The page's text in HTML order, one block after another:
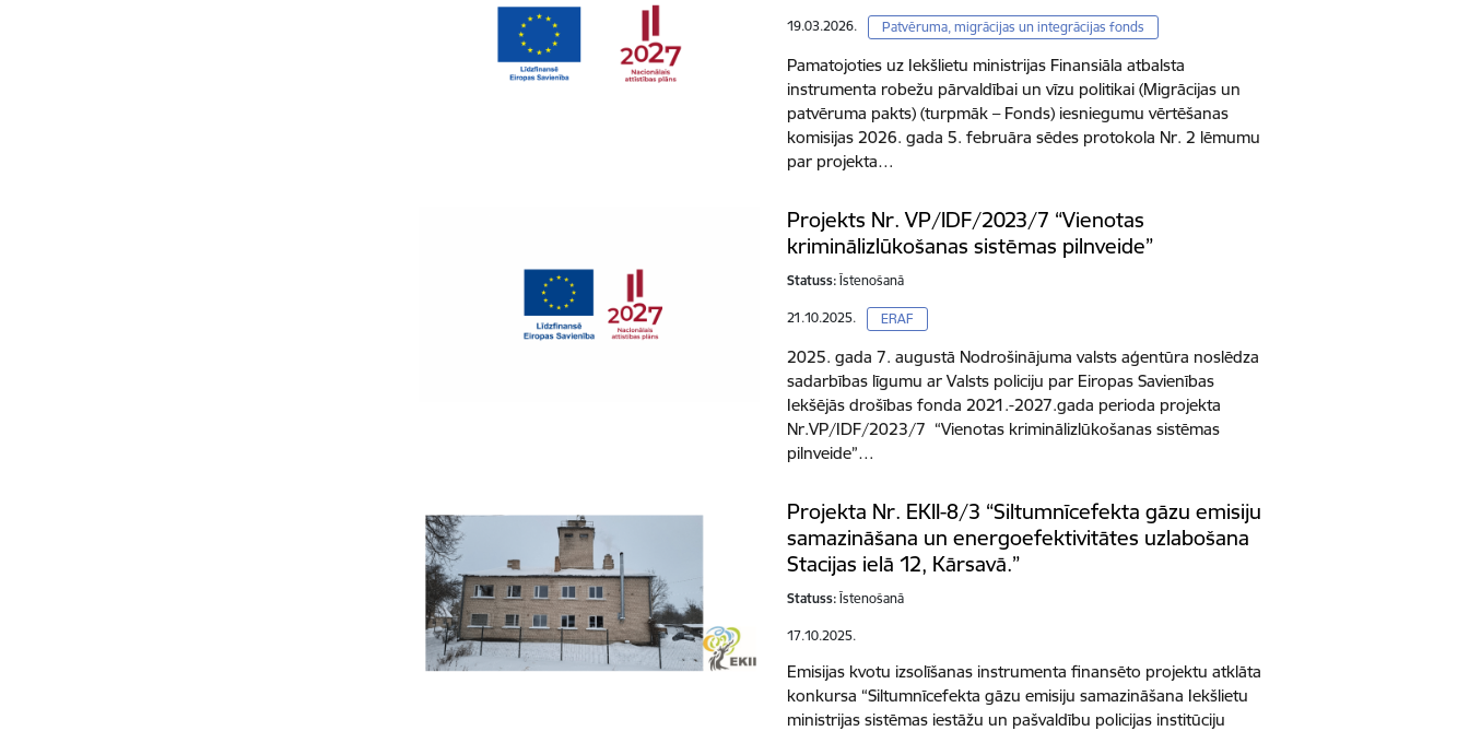
19.03.2026. Patvēruma, migrācijas un integrācijas fonds
Pamatojoties uz Iekšlietu ministrijas Finansiāla atbalsta
instrumenta robežu pārvaldībai un vīzu politikai (Migrācijas un
patvēruma pakts) (turpmāk – Fonds) iesniegumu vērtēšanas
komisijas 2026. gada 5. februāra sēdes protokola Nr. 2 lēmumu
par projekta…
Projekts Nr. VP/IDF/2023/7 “Vienotas
kriminālizlūkošanas sistēmas pilnveide”
Statuss: Īstenošanā
21.10.2025. ERAF
2025. gada 7. augustā Nodrošinājuma valsts aģentūra noslēdza
sadarbības līgumu ar Valsts policiju par Eiropas Savienības
Iekšējās drošības fonda 2021.-2027.gada perioda projekta
Nr.VP/IDF/2023/7 “Vienotas kriminālizlūkošanas sistēmas
pilnveide”…
Projekta Nr. EKII-8/3 “Siltumnīcefekta gāzu emisiju
samazināšana un energoefektivitātes uzlabošana
Stacijas ielā 12, Kārsavā.”
Statuss: Īstenošanā
17.10.2025.
Emisijas kvotu izsolīšanas instrumenta finansēto projektu atklāta
konkursa “Siltumnīcefekta gāzu emisiju samazināšana Iekšlietu
ministrijas sistēmas iestāžu un pašvaldību policijas institūciju